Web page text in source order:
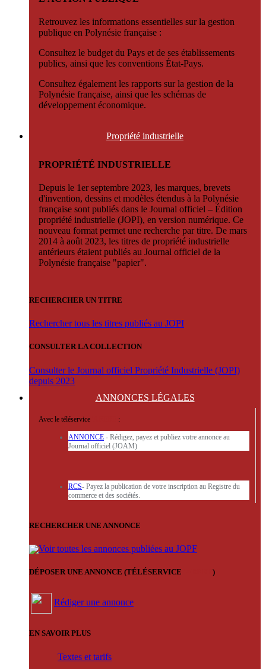
Retrouvez les informations essentielles sur la gestion
publique en Polynésie française :
Consultez le budget du Pays et de ses établissements
publics, ainsi que les conventions État-Pays.
Consultez également les rapports sur la gestion de la
Polynésie française, ainsi que les schémas de
développement économique.
Propriété industrielle
PROPRIÉTÉ INDUSTRIELLE
Depuis le 1er septembre 2023, les marques, brevets
d'invention, dessins et modèles étendus à la Polynésie
française sont publiés dans le Journal officiel – Édition
propriété industrielle (JOPI), en version numérique. Ce
nouveau format permet une recherche par titre. De mars
2014 à août 2023, les titres de propriété industrielle
antérieurs étaient publiés au Journal officiel de la
Polynésie française "papier".
RECHERCHER UN TITRE
Rechercher tous les titres publiés au JOPI
CONSULTER LA COLLECTION
Consulter le Journal officiel Propriété Industrielle (JOPI)
depuis 2023
ANNONCES LÉGALES
Avec le téléservice :
ANNONCE - Rédigez, payez et publiez votre annonce au
Journal officiel (JOAM)
RCS- Payez la publication de votre inscription au Registre du
commerce et des sociétés.
RECHERCHER UNE ANNONCE
Voir toutes les annonces publiées au JOPF
DÉPOSER UNE ANNONCE (TÉLÉSERVICE )
Rédiger une annonce
EN SAVOIR PLUS
Textes et tarifs